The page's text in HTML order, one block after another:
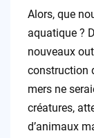
Alors, que
aquatique ?
nouveaux
construction
mers ne
créatures,
d’animaux